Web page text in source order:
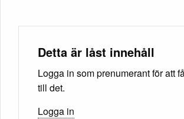
Detta är låst innehåll
Logga in som prenumerant för att
till det.
Logga in